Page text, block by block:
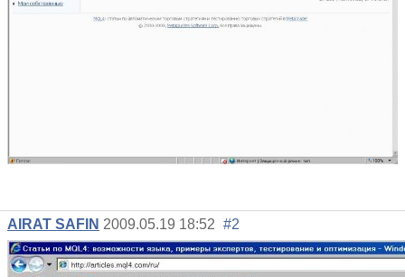
AIRAT SAFIN 2009.05.19 18:52 #2